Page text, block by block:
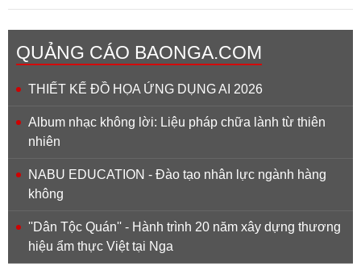
QUẢNG CÁO BAONGA.COM
THIẾT KẾ ĐỒ HỌA ỨNG DỤNG AI 2026
Album nhạc không lời: Liệu pháp chữa lành từ thiên
nhiên
NABU EDUCATION - Đào tạo nhân lực ngành hàng
không
''Dân Tộc Quán'' - Hành trình 20 năm xây dựng thương
hiệu ẩm thực Việt tại Nga